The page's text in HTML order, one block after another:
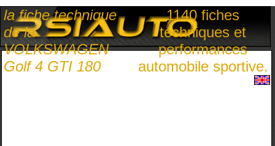
la fiche technique
de la
VOLKSWAGEN
Golf 4 GTI 180
1140 fiches
techniques et
performances
automobile sportive.